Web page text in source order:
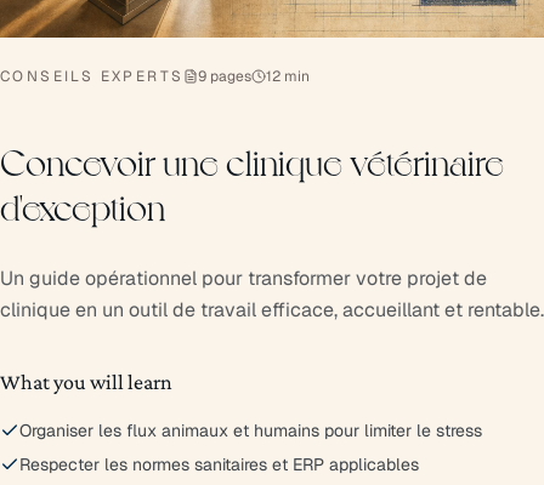
CONSEILS EXPERTS 9 pages 12 min
Concevoir une clinique vétérinaire
d'exception
Un guide opérationnel pour transformer votre projet de
clinique en un outil de travail efficace, accueillant et rentable.
What you will learn
Organiser les flux animaux et humains pour limiter le stress
Respecter les normes sanitaires et ERP applicables